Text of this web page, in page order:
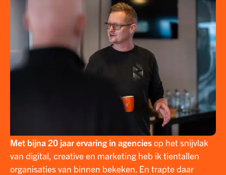
Met bijna 20 jaar ervaring in agenciesop het snijvlak
van digital, creative en marketing heb ik tientallen
organisaties van binnen bekeken. En trapte daar